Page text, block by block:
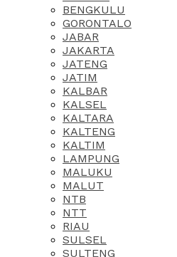
BENGKULU
GORONTALO
JABAR
JAKARTA
JATENG
JATIM
KALBAR
KALSEL
KALTARA
KALTENG
KALTIM
LAMPUNG
MALUKU
MALUT
NTB
NTT
RIAU
SULSEL
SULTENG